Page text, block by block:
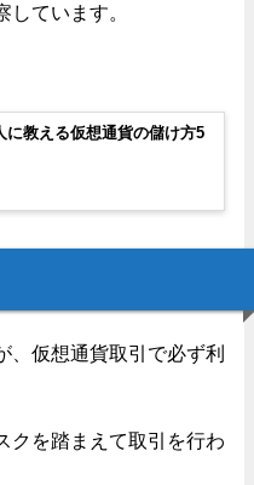
ています。
に教える仮想通貨の儲け方5
、仮想通貨取引で必ず利
クを踏まえて取引を行わ